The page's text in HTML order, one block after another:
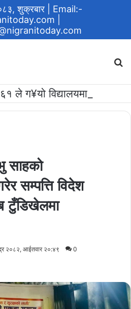
शुक्रबार
| Email:-
साहको
सम्पत्ति विदेश
टुँडिखेलमा
२०८२, आईतवार २०:४९ 0